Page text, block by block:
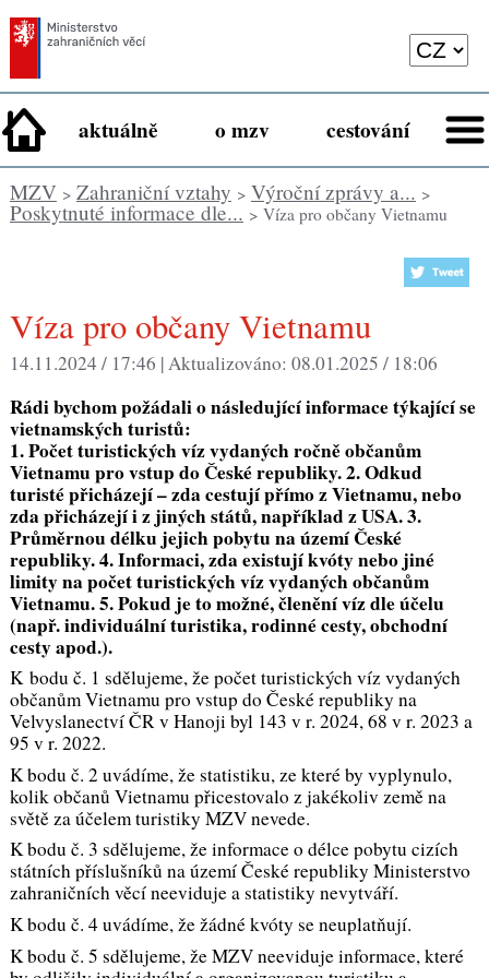
aktuálně o mzv cestování
MZV> Zahraniční vztahy > Výroční zprávy a... >
Poskytnuté informace dle... > Víza pro občany Vietnamu
Víza pro občany Vietnamu
14.11.2024 / 17:46 |Aktualizováno: 08.01.2025 / 18:06
Rádi bychom požádali o následující informace týkající se
vietnamských turistů:
1. Počet turistických víz vydaných ročně občanům
Vietnamu pro vstup do České republiky. 2. Odkud
turisté přicházejí – zda cestují přímo z Vietnamu, nebo
zda přicházejí i z jiných států, například z USA. 3.
Průměrnou délku jejich pobytu na území České
republiky. 4. Informaci, zda existují kvóty nebo jiné
limity na počet turistických víz vydaných občanům
Vietnamu. 5. Pokud je to možné, členění víz dle účelu
(např. individuální turistika, rodinné cesty, obchodní
cesty apod.).
K bodu č. 1 sdělujeme, že počet turistických víz vydaných
občanům Vietnamu pro vstup do České republiky na
Velvyslanectví ČR v Hanoji byl 143 v r. 2024, 68 v r. 2023 a
95 v r. 2022.
K bodu č. 2 uvádíme, že statistiku, ze které by vyplynulo,
kolik občanů Vietnamu přicestovalo z jakékoliv země na
světě za účelem turistiky MZV nevede.
K bodu č. 3 sdělujeme, že informace o délce pobytu cizích
státních příslušníků na území České republiky Ministerstvo
zahraničních věcí neeviduje a statistiky nevytváří.
K bodu č. 4 uvádíme, že žádné kvóty se neuplatňují.
K bodu č. 5 sdělujeme, že MZV neeviduje informace, které